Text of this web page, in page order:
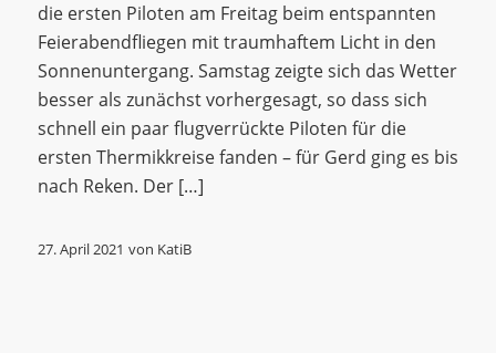
die ersten Piloten am Freitag beim entspannten
Feierabendfliegen mit traumhaftem Licht in den
Sonnenuntergang. Samstag zeigte sich das Wetter
besser als zunächst vorhergesagt, so dass sich
schnell ein paar flugverrückte Piloten für die
ersten Thermikkreise fanden – für Gerd ging es bis
nach Reken. Der […]
27. April 2021 von KatiB